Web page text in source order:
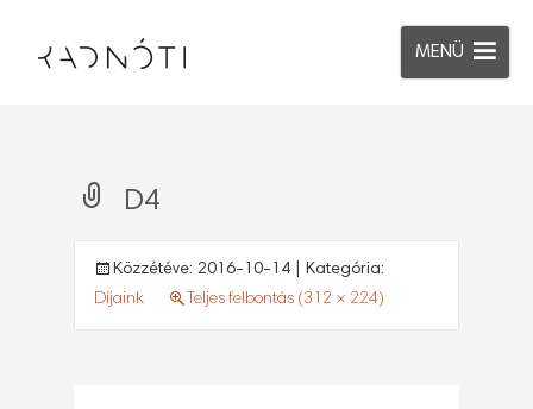
MENÜ
D4
Közzétéve: 2016-10-14 | Kategória:
Díjaink
Teljes felbontás (312 × 224)